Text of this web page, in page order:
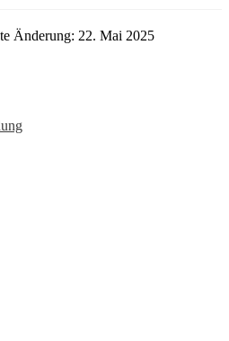
Änderung: 22. Mai 2025